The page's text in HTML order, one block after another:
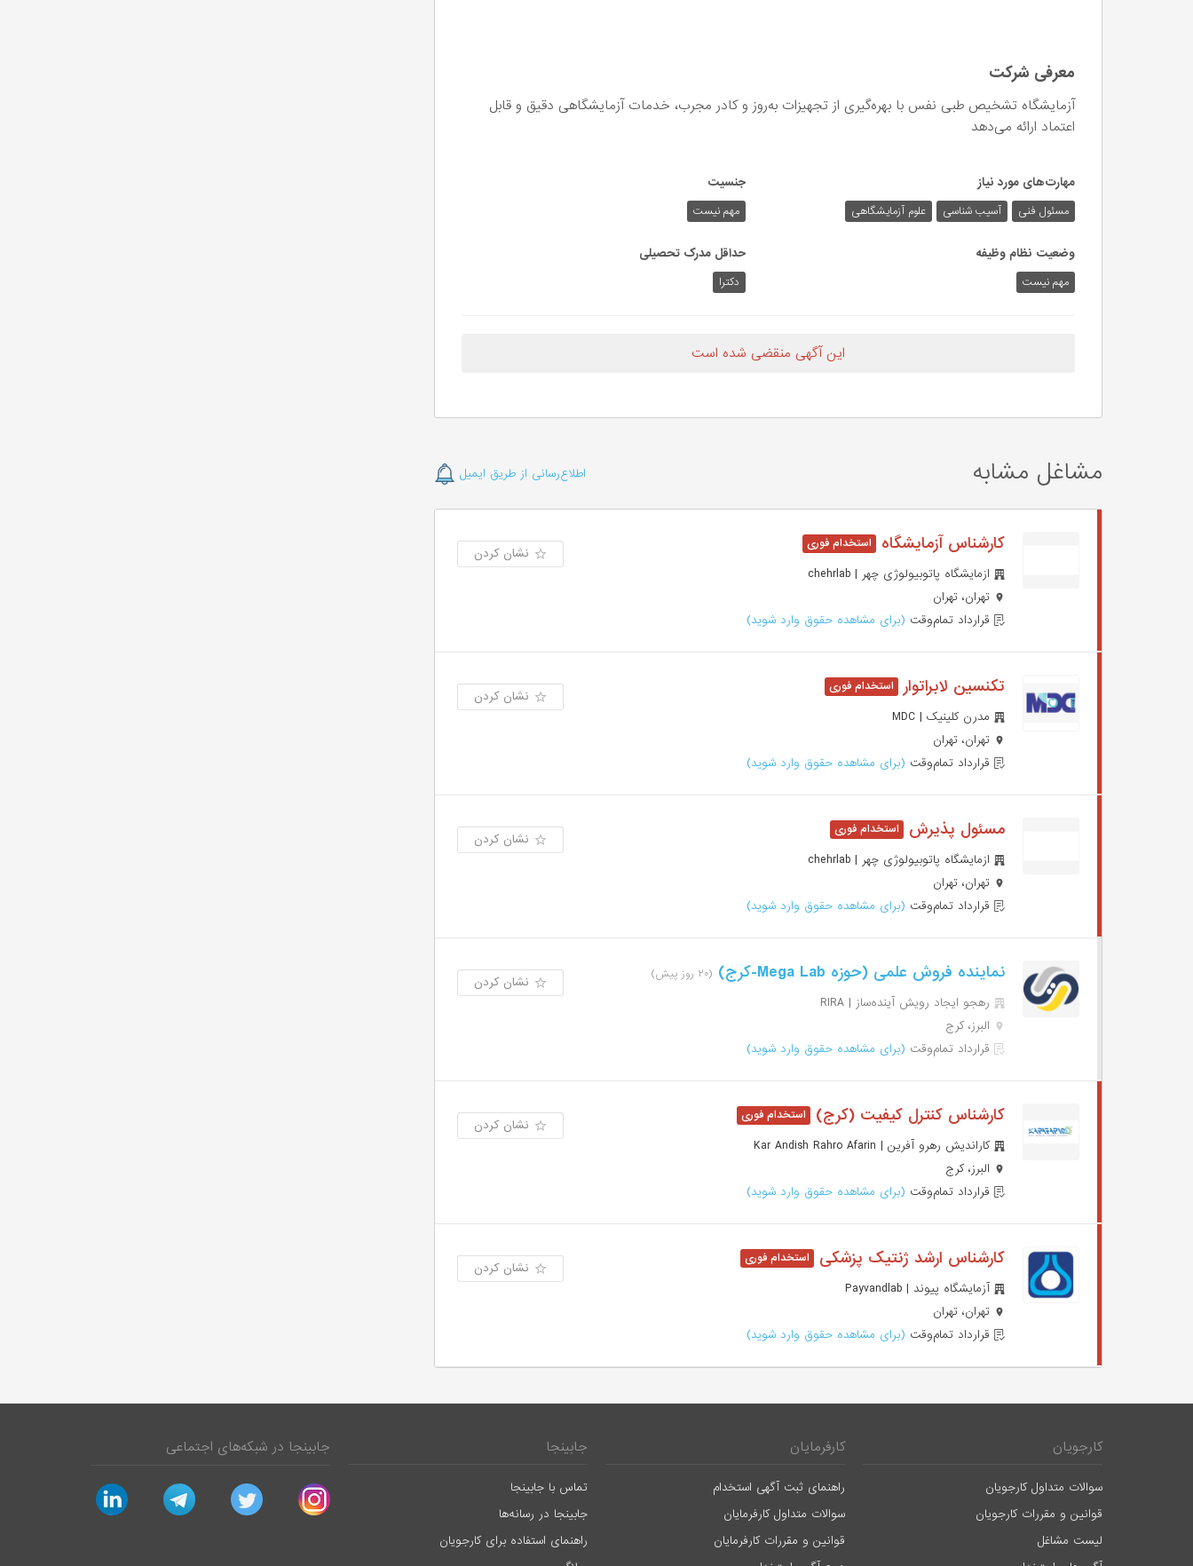
معرفی شرکت
آزمایشگاه تشخیص طبی نفس با بهره‌گیری از تجهیزات به‌روز و کادر مجرب، خدمات آزمایشگاهی دقیق و قابل
اعتماد ارائه می‌دهد
مهارت‌های مورد نیاز
مسئول فنی آسیب شناسی علوم آزمایشگاهی
جنسیت
مهم نیست
وضعیت نظام وظیفه
مهم‌ نیست
حداقل مدرک تحصیلی
دکترا
این آگهی منقضی شده است
مشاغل مشابه اطلاع‌رسانی از طریق ایمیل
کارشناس آزمایشگاه
ازمایشگاه پاتوبیولوژی چهر | chehrlab
تهران، تهران
قرارداد تمام‌وقت (برای مشاهده حقوق وارد شوید)
نشان کردن
تکنسین لابراتوار
مدرن کلینیک | MDC
تهران، تهران
قرارداد تمام‌وقت (برای مشاهده حقوق وارد شوید)
نشان کردن
مسئول پذیرش
ازمایشگاه پاتوبیولوژی چهر | chehrlab
تهران، تهران
قرارداد تمام‌وقت (برای مشاهده حقوق وارد شوید)
نشان کردن
نماینده فروش علمی (حوزه Mega Lab-کرج) (۲۰ روز پیش)
رهجو ایجاد رویش آینده‌ساز | RIRA
البرز، کرج
قرارداد تمام‌وقت (برای مشاهده حقوق وارد شوید)
نشان کردن
کارشناس کنترل کیفیت (کرج)
کاراندیش رهرو آفرین | Kar Andish Rahro Afarin
البرز، کرج
قرارداد تمام‌وقت (برای مشاهده حقوق وارد شوید)
نشان کردن
کارشناس ارشد ژنتیک پزشکی
آزمایشگاه پیوند | Payvandlab
تهران، تهران
قرارداد تمام‌وقت (برای مشاهده حقوق وارد شوید)
نشان کردن
کارجویان
سوالات متداول کارجویان
قوانین و مقررات کارجویان
لیست مشاغل
کارفرمایان
راهنمای ثبت آگهی استخدام
سوالات متداول کارفرمایان
قوانین و مقررات کارفرمایان
جابینجا
تماس با جابینجا
جابینجا در رسانه‌ها
راهنمای استفاده برای کارجویان
جابینجا در شبکه‌های اجتماعی
instagram
twitter
telegram
linkedin